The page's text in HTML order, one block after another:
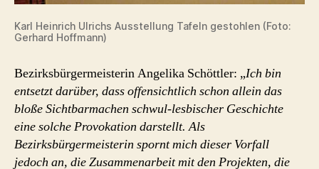
Karl Heinrich Ulrichs Ausstellung Tafeln gestohlen (Foto:
Gerhard Hoffmann)
Bezirksbürgermeisterin Angelika Schöttler: „Ich bin
entsetzt darüber, dass offensichtlich schon allein das
bloße Sichtbarmachen schwul-lesbischer Geschichte
eine solche Provokation darstellt. Als
Bezirksbürgermeisterin spornt mich dieser Vorfall
jedoch an, die Zusammenarbeit mit den Projekten, die